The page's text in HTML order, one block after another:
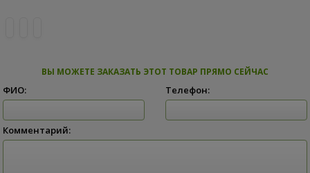
ВЫ МОЖЕТЕ ЗАКАЗАТЬ ЭТОТ ТОВАР ПРЯМО СЕЙЧАС
ФИО: Телефон:
Комментарий: